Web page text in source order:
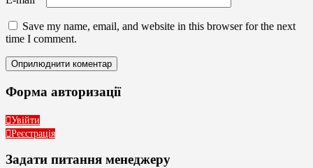
Save my name, email, and website in this browser for the next
time I comment.
Форма авторизації
Увійти
Реєстрація
Задати питання менеджеру